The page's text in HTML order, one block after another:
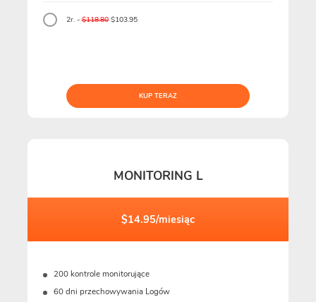
2r. -$118.80$103.95
KUP TERAZ
MONITORING L
$14.95/miesiąc
200 kontrole monitorujące
60 dni przechowywania Logów